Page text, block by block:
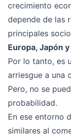
crecimiento
depende de las
principales
Europa, Japón
Por lo tanto, es
arriesgue a una
Pero, no se
probabilidad.
En ese entorno
similares al